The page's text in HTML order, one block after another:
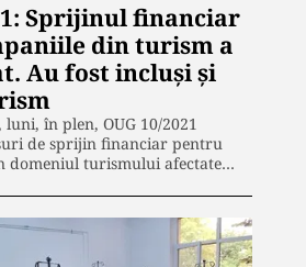
Sprijinul financiar
din turism a
Au fost incluși și
în plen, OUG 10/2021
de sprijin financiar pentru
domeniul turismului afectate…